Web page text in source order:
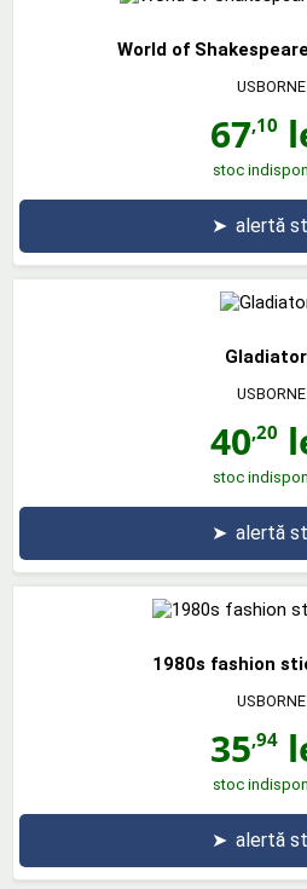
World of
USBORNE
67,10
stoc
➤ alertă
USBORNE
40,20
stoc
➤ alertă
1980s fashion
USBORNE
35,94
stoc
➤ alertă